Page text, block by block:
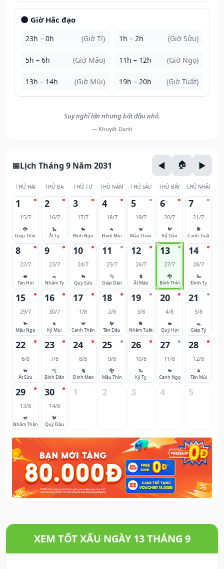
🌑 Giờ Hắc đạo
23h – 0h (Giờ Tí) 1h – 2h (Giờ Sửu)
5h – 6h (Giờ Mão) 11h – 12h (Giờ Ngọ)
13h – 14h (Giờ Mùi) 19h – 20h (Giờ Tuất)
Suy nghĩ lớn nhưng bắt đầu nhỏ.
— Khuyết Danh
Lịch Tháng 9 Năm 2031
THỨ HAI THỨ BA THỨ TƯ THỨ NĂM THỨ SÁU THỨ BẢY CHỦ NHẬT
1
15/7
🐉
Giáp Thìn
2
16/7
🐍
Ất Tỵ
3
17/7
🐎
Bính Ngọ
4
18/7
🐐
Đinh Mùi
5
19/7
🐒
Mậu Thân
6
20/7
🐓
Kỷ Dậu
7
21/7
🐕
Canh Tuất
8
22/7
🐖
Tân Hợi
9
23/7
🐀
Nhâm Tý
10
24/7
🐂
Quý Sửu
11
25/7
🐅
Giáp Dần
12
26/7
🐈
Ất Mão
13
27/7
🐉
Bính Thìn
14
28/7
🐍
Đinh Tỵ
15
29/7
🐎
Mậu Ngọ
16
30/7
🐐
Kỷ Mùi
17
1/8
🐒
Canh Thân
18
2/8
🐓
Tân Dậu
19
3/8
🐕
Nhâm Tuất
20
4/8
🐖
Quý Hợi
21
5/8
🐀
Giáp Tý
22
6/8
🐂
Ất Sửu
23
7/8
🐅
Bính Dần
24
8/8
🐈
Đinh Mão
25
9/8
🐉
Mậu Thìn
26
10/8
🐍
Kỷ Tỵ
27
11/8
🐎
Canh Ngọ
28
12/8
🐐
Tân Mùi
29
13/8
🐒
Nhâm Thân
30
14/8
🐓
Quý Dậu
1 2 3 4 5
XEM TỐT XẤU NGÀY 13 THÁNG 9